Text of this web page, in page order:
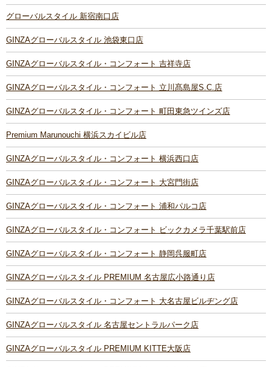
グローバルスタイル 新宿南口店
GINZAグローバルスタイル 池袋東口店
GINZAグローバルスタイル・コンフォート 吉祥寺店
GINZAグローバルスタイル・コンフォート 立川髙島屋S.C.店
GINZAグローバルスタイル・コンフォート 町田東急ツインズ店
Premium Marunouchi 横浜スカイビル店
GINZAグローバルスタイル・コンフォート 横浜西口店
GINZAグローバルスタイル・コンフォート 大宮門街店
GINZAグローバルスタイル・コンフォート 浦和パルコ店
GINZAグローバルスタイル・コンフォート ビックカメラ千葉駅前店
GINZAグローバルスタイル・コンフォート 静岡呉服町店
GINZAグローバルスタイル PREMIUM 名古屋広小路通り店
GINZAグローバルスタイル・コンフォート 大名古屋ビルヂング店
GINZAグローバルスタイル 名古屋セントラルパーク店
GINZAグローバルスタイル PREMIUM KITTE大阪店